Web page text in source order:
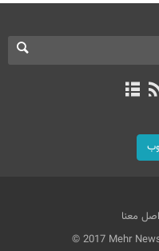
معنا
© 2017 Mehr